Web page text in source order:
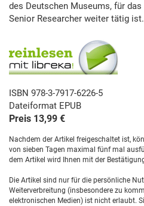
des Deutschen Museums, für
Senior Researcher weiter tätig ist.
ISBN 978-3-7917-6226-5
Dateiformat EPUB
Preis 13,99 €
Nachdem der Artikel freigeschaltet ist,
von sieben Tagen maximal fünf mal
dem Artikel wird Ihnen mit der
Die Artikel sind nur für die persönliche
Weiterverbreitung (insbesondere zu
elektronischen Medien) ist nicht erlaubt.